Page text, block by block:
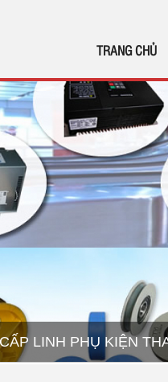
TRANG CHỦ
LINH PHỤ KIỆN